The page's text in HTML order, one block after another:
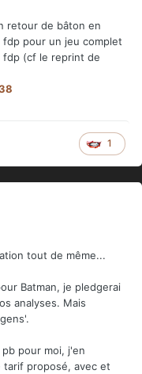
retour de bâton en
pour un jeu complet
(cf le reprint de
1
tout de même...
Batman, je pledgerai
analyses. Mais
pour moi, j'en
tarif proposé, avec et